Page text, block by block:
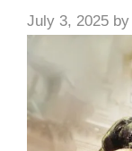
July 3, 2025 by